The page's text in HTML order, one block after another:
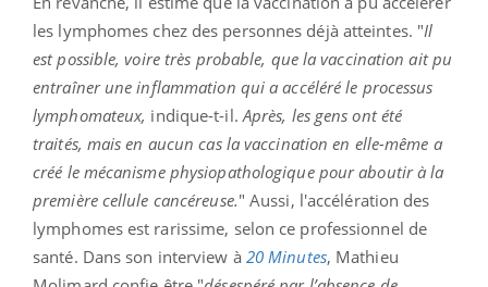
les lymphomes chez des personnes déjà atteintes. "Il
est possible, voire très probable, que la vaccination ait pu
entraîner une inflammation qui a accéléré le processus
lymphomateux, indique-t-il. Après, les gens ont été
traités, mais en aucun cas la vaccination en elle-même a
créé le mécanisme physiopathologique pour aboutir à la
première cellule cancéreuse." Aussi, l'accélération des
lymphomes est rarissime, selon ce professionnel de
santé. Dans son interview à 20 Minutes, Mathieu